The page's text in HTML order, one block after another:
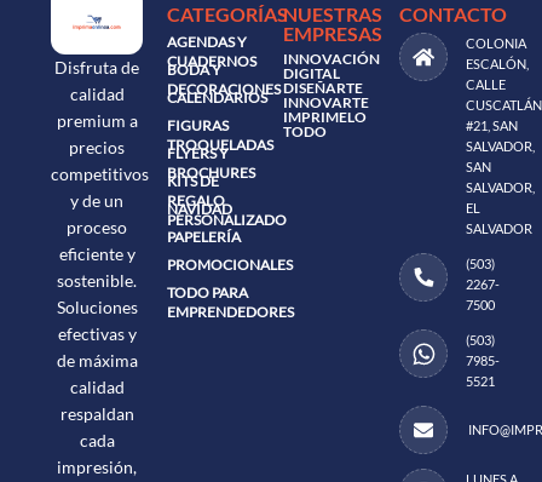
Disfruta de
calidad
premium a
precios
competitivos
y de un
proceso
eficiente y
sostenible.
Soluciones
efectivas y
de máxima
calidad
respaldan
cada
impresión,
CATEGORÍAS
AGENDAS Y
CUADERNOS
BODA Y
DECORACIONES
CALENDARIOS
FIGURAS
TROQUELADAS
FLYERS Y
BROCHURES
KITS DE
REGALO
PERSONALIZADO
NAVIDAD
PAPELERÍA
PROMOCIONALES
TODO PARA
EMPRENDEDORES
NUESTRAS
EMPRESAS
INNOVACIÓN
DIGITAL
DISEÑARTE
INNOVARTE
IMPRIMELO
TODO
CONTACTO
COLONIA
ESCALÓN,
CALLE
CUSCATLÁN
#21, SAN
SALVADOR,
SAN
SALVADOR,
EL
SALVADOR
(503)
2267-
7500
(503)
7985-
5521
LUNES A